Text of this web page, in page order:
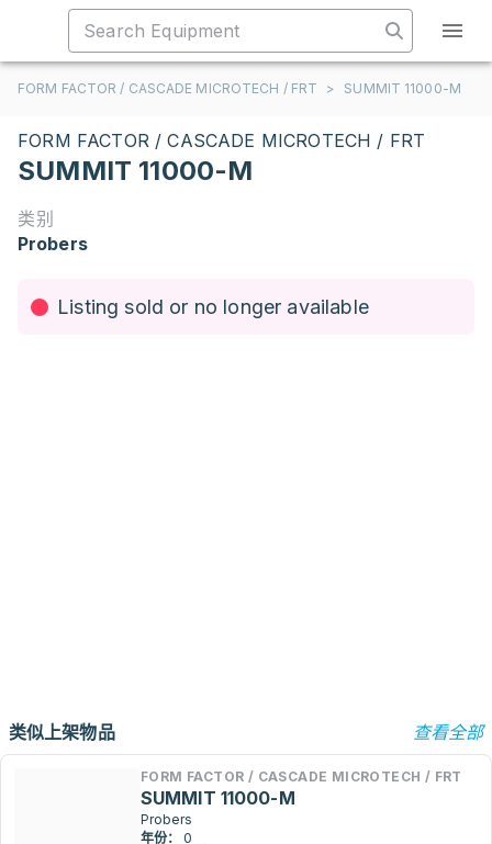
FORM FACTOR / CASCADE MICROTECH / FRT > SUMMIT 11000-M
FORM FACTOR / CASCADE MICROTECH / FRT
SUMMIT 11000-M
类别
Probers
Listing sold or no longer available
类似上架物品 查看全部
FORM FACTOR / CASCADE MICROTECH / FRT
SUMMIT 11000-M
Probers
年份：
0